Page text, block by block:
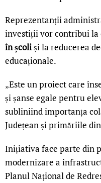
Reprezentanții
investiții vor contribui la
în școliși la reducerea
educaționale.
„Este un proiect care
și șanse egale pentru
subliniind importanța
Județean și primăriile
Inițiativa face parte din
modernizare a
Planul Național de